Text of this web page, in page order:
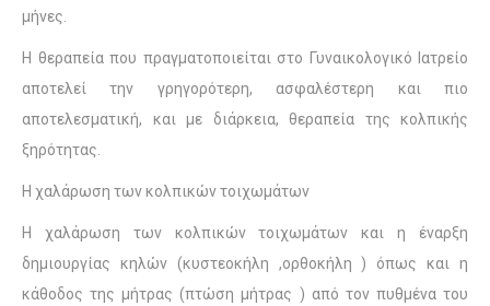
μήνες.
Η θεραπεία που πραγματοποιείται στο Γυναικολογικό Ιατρείο
αποτελεί την γρηγορότερη, ασφαλέστερη και πιο
αποτελεσματική, και με διάρκεια, θεραπεία της κολπικής
ξηρότητας.
Η χαλάρωση των κολπικών τοιχωμάτων
Η χαλάρωση των κολπικών τοιχωμάτων και η έναρξη
δημιουργίας κηλών (κυστεοκήλη ,ορθοκήλη ) όπως και η
κάθοδος της μήτρας (πτώση μήτρας ) από τον πυθμένα του